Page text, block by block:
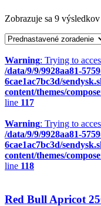
Zobrazuje sa 9 výsledkov
Warning: Trying to
/data/9/9/9928aa81-
6cae1ac7bc3d/
content/themes/
line 117
Warning: Trying to
/data/9/9/9928aa81-
6cae1ac7bc3d/
content/themes/
line 118
Red Bull Apricot